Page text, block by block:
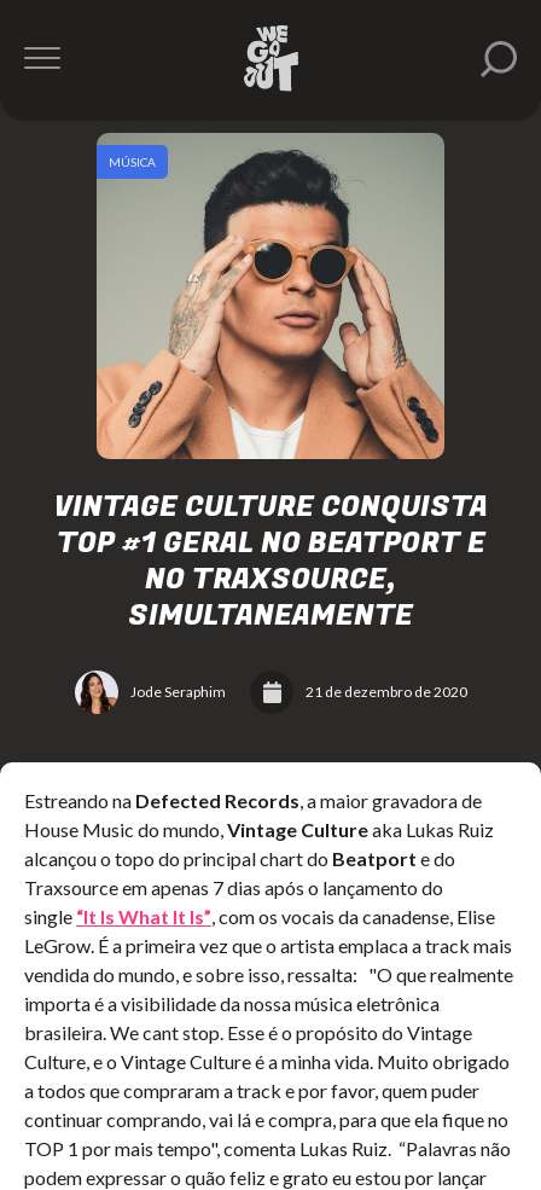
VINTAGE CULTURE CONQUISTA
TOP #1 GERAL NO BEATPORT E
NO TRAXSOURCE,
SIMULTANEAMENTE
Jode Seraphim 21 de dezembro de 2020
MÚSICA
Estreando na Defected Records, a maior gravadora de
House Music do mundo,Vintage Cultureaka Lukas Ruiz
alcançou o topo do principal chart do Beatport e do
Traxsource em apenas 7 dias após o lançamento do
single “It Is What It Is”, com os vocais da canadense, Elise
LeGrow. É a primeira vez que o artista emplaca a track mais
vendida do mundo, e sobre isso, ressalta: "O que realmente
importa é a visibilidade da nossa música eletrônica
brasileira. We cant stop. Esse é o propósito do Vintage
Culture, e o Vintage Culture é a minha vida. Muito obrigado
a todos que compraram a track e por favor, quem puder
continuar comprando, vai lá e compra, para que ela fique no
TOP 1 por mais tempo", comenta Lukas Ruiz. “Palavras não
podem expressar o quão feliz e grato eu estou por lançar